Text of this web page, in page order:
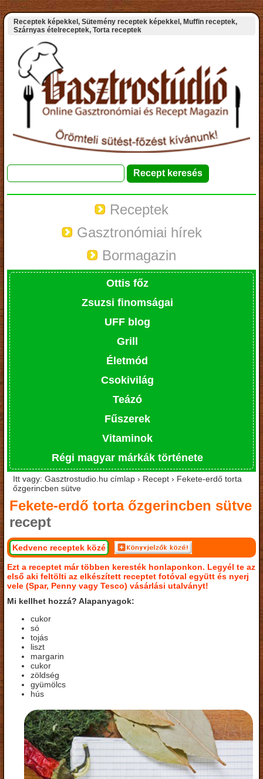
Receptek képekkel, Sütemény receptek képekkel, Muffin receptek,
Szárnyas ételreceptek, Torta receptek
Receptek
Gasztronómiai hírek
Bormagazin
Ottis főz
Zsuzsi finomságai
UFF blog
Grill
Életmód
Csokivilág
Teázó
Fűszerek
Vitaminok
Régi magyar márkák története
Itt vagy: Gasztrostudio.hu címlap › Recept › Fekete-erdő torta
őzgerincben sütve
Fekete-erdő torta őzgerincben sütve
recept
Kedvenc receptek közé
Ezt a receptet már többen keresték honlaponkon. Legyél te az
első aki feltölti az elkészített receptet fotóval együtt és nyerj
vele (Spar, Penny vagy Tesco) vásárlási utalványt!
Mi kellhet hozzá? Alapanyagok:
cukor
só
tojás
liszt
margarin
cukor
zöldség
gyümölcs
hús